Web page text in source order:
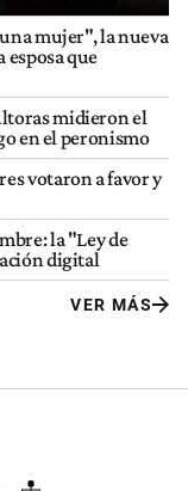
mujer", la nueva
esposa que
midieron el
en el peronismo
votaron a favor y
la "Ley de
digital
VER MÁS